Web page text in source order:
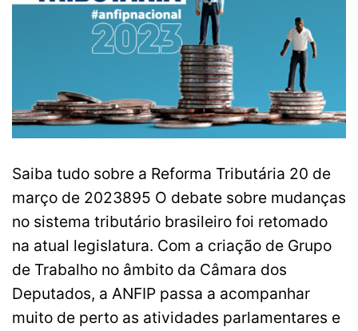
Saiba tudo sobre a Reforma Tributária 20 de
março de 2023895 O debate sobre mudanças
no sistema tributário brasileiro foi retomado
na atual legislatura. Com a criação de Grupo
de Trabalho no âmbito da Câmara dos
Deputados, a ANFIP passa a acompanhar
muito de perto as atividades parlamentares e